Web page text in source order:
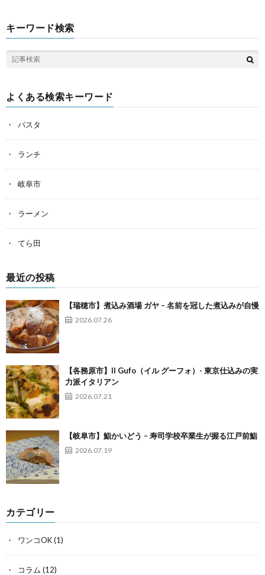
キーワード検索
よくある検索キーワード
パスタ
ランチ
岐阜市
ラーメン
てら田
最近の投稿
【瑞穂市】煮込み酒場 ガヤ – 名前を冠した煮込みが自慢
2026.07.26
【各務原市】Il Gufo（イル グーフォ）- 東京仕込みの実
力派イタリアン
2026.07.21
【岐阜市】鮨かいどう – 寿司学校卒業生が握る江戸前鮨
2026.07.19
カテゴリー
ワンコOK(1)
コラム (12)